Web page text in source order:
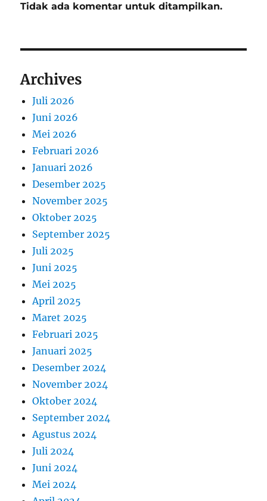
Tidak ada komentar untuk ditampilkan.
Archives
Juli 2026
Juni 2026
Mei 2026
Februari 2026
Januari 2026
Desember 2025
November 2025
Oktober 2025
September 2025
Juli 2025
Juni 2025
Mei 2025
April 2025
Maret 2025
Februari 2025
Januari 2025
Desember 2024
November 2024
Oktober 2024
September 2024
Agustus 2024
Juli 2024
Juni 2024
Mei 2024